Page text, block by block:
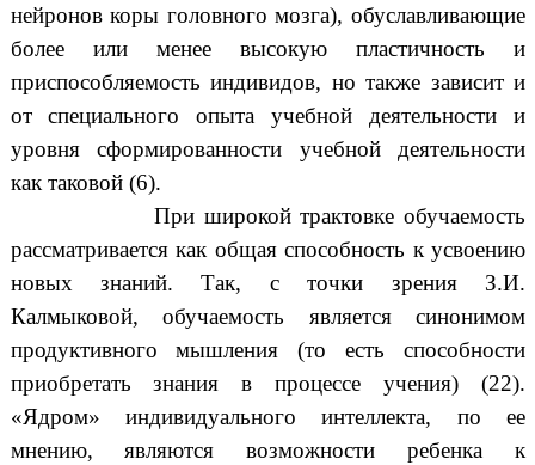
нейронов коры головного мозга), обуславливающие
более или менее высокую пластичность и
приспособляемость индивидов, но также зависит и
от специального опыта учебной деятельности и
уровня сформированности учебной деятельности
как таковой (6).
При широкой трактовке обучаемость
рассматривается как общая способность к усвоению
новых знаний. Так, с точки зрения З.И.
Калмыковой, обучаемость является синонимом
продуктивного мышления (то есть способности
приобретать знания в процессе учения) (22).
«Ядром» индивидуального интеллекта, по ее
мнению, являются возможности ребенка к